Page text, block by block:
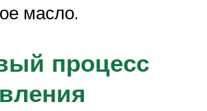
масло.
процесс